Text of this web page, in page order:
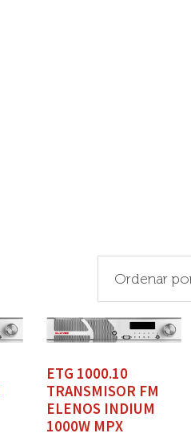
ETG 1000.10
TRANSMISOR FM
ELENOS INDIUM
1000W MPX